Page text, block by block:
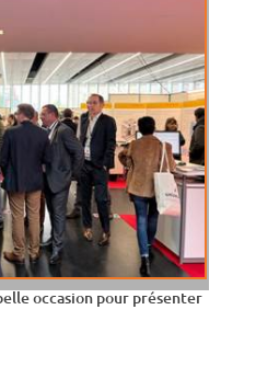
occasion pour présenter